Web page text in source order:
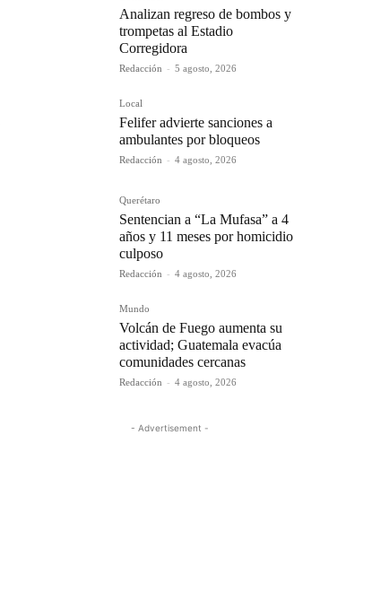
Analizan regreso de bombos y
trompetas al Estadio
Corregidora
Redacción - 5 agosto, 2026
Local
Felifer advierte sanciones a
ambulantes por bloqueos
Redacción - 4 agosto, 2026
Querétaro
Sentencian a “La Mufasa” a 4
años y 11 meses por homicidio
culposo
Redacción - 4 agosto, 2026
Mundo
Volcán de Fuego aumenta su
actividad; Guatemala evacúa
comunidades cercanas
Redacción - 4 agosto, 2026
- Advertisement -